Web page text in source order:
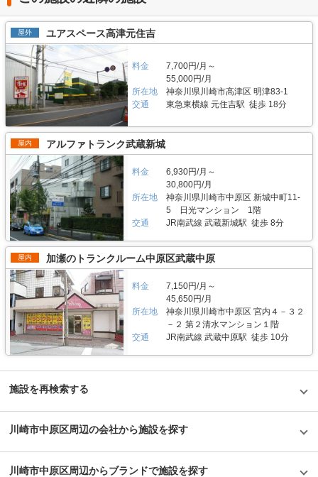
はお早めにお問い合わせした方が良さそうだ。 運営会社は東証マザーズ上
場企業でもあるエリアリンク株式会社。2016年頃、西東京エリアで試験的
にはじめた駐車場タイプのバイクパーキングは当初ここまでの拡大を予想し
ていなかったとのことだが、順調に拡大を続け、現在、都内を中心に1,000
台分ほどスペースを管理している（2020年1月現在）。その運営ノウハウが
ある「ハローバイクガレージ北上野」は、誰もが安心して利用できる施設な
ので、愛車を守りたい近隣エリアの方は要チェックなスポットではないかと
思った。
ーツタイプなど高級車又は大型車の保管が多くみられます。 セキュリティ
や安全面について教えてください。 「ハローバイクボックス足立竹ノ塚パ
ート2」はBOXシェローを採用した施設のため屋外タイプのバイクパーキン
グと違って雨風を防ぐことができ、盗難のリスクも抑えることができます。
各バイクボックスにバイクを収納するタイプなので、他の方のバイクを気に
する必要がありません。セキュリティ面としてバイクボックスの扉に南京錠
をつけており、安心してバイクを保管できる収納スペースです。また、施設
内には外灯照明も完備していますので、夜間でもバイクを出し入れしやすい
環境です。 費用や契約について教えてください。 月額11,300円（税込）の
価格でバイクボックスをご利用頂けます。「ハローバイクボックス足立竹ノ
塚パート2」は施設見学が可能なので、バイクボックスの大きさや立地が気
になる方は見学を申し込みください。契約時はバイクのナンバーを確認して
います。これからバイクを購入する方はお問い合わせの際にお知らせくださ
い。時期によっては月額使用料や事務手数料がお得になるキャンペーンも実
施していますので、LIFULLトランクルームの施設詳細ページをご覧くださ
い。 編集後記 現在、都内を中心に約1,000台（2020年1月現在）のバイク専
用スペースを管理しているエリアリンク株式会社。2016年頃、西東京エリ
アで試験的にはじめた駐車場タイプのバイクパーキングは当初ここまでの拡
大を予想していなかったとのことだが、順調に拡大を続けているという。人
気施設の一つである足立区の「ハローバイクボックス足立竹ノ塚パート2」
は、風雨による汚れや浸食防止に強いBOXシェローを採用しており、東証
マザーズ上場企業が運営しているバイク専用のスペースなので、安心して利
用できると思った。
介します。 トランクハウス24東中野の特徴を教えてください。 2018年12
月にオープンした「トランクハウス24東中野」。1階〜4階まで1軒まるごと
トランクルームで、部屋の大きさは0.9帖のコンパクトサイズから9.8帖の大
きいサイズまで展開しています。24時間365日利用でき、セキュリティも空
調も最新設備を整えているため、衣類・本・季節物などの荷物から大型家具
や機材・備品など法人利用まで幅広い用途にご利用いただけます。 主にど
んな方がご利用されているのでしょうか？ お客様は店舗から1.5キロ圏内に
お住いの方がほとんどです。他社であれば3キロ圏内程か車で移動する場所
にあることが多いのですが、「トランクハウス24」は住宅街の生活道路に
面しているため地域に密着した運営ができています（ご自宅から車で荷物を
運送するサービスも利用可能）。また、利用用途で多いのはファミリー層の
他、都心の店舗は一人暮らしの若い方や女性、法人企業にも利用いただいて
います。任意に調査したユーザーインタビューでは「一度使うと便利さが分
かった」という声も多く、衣類や本などの趣味や生活用品を自宅以外の押入
れに入れておく感覚で中長期的に利用されている傾向があります。 セキュ
リティや安全面について教えてください。 トランクハウス24で細心の注意
を払っているのが空気の流れ。外が寒いから中は暖かくではなく、結露やカ
ビができないように温度調整が必要で、その鍵を握るのが、各階に数点設置
しているサーキュレーター。風を送り込み部屋の空気を循環させることで荷
物を保管するのに最適な環境を1年中作り出しています。また、トランクハ
ウス24東中野店では、スマートキーや専用アプリによる鍵の解錠施錠にも
対応。警備会社と契約をしているため、万が一のことがあっても対応できる
ことはもちろん、小さなトラブルでも問い合わせれば、自社の物件管理部隊
がすぐに駆けつける体制も整備しています。 費用や契約について教えてく
ださい。 簡単手続き。スマートキーを採用したことで、その場で専用アプ
リを使って施設のエントランスキーを解錠でき、スタッフの立会いがなくて
もスムーズに内覧できます。また、Webやスマホのみでも契約申し込みが
できるので、最短即日利用も可能です。不明点があれば、お気軽にお問い合
わせください。 編集後記 誰もが知っているキャラクター「キティちゃん」
がビル正面に大きく貼られているトランクハウス24。インパクトがありな
がらも、街の景色に馴染んでいる親しみやすい印象を受けた。2018年から
開始した新しいトランクルームのサービスだが、そのはじめたきっかけをお
聞きすると、よりお客様に寄り添ったトランクルームを提供したかったから
国内トップシェアを誇る企業だが、郊外にあることも多く、車を利用して自
いたいときに使える場所にあるという利点があり、女性が使いずらいという
イメージも安心のセキュリティやクリーンで清潔な部屋といった機能面でも
カバーしている。一度使ってみるとその便利さが気に入り、長く継続して使
屋外 ユアスペース高津元住吉
料金
7,700円/月～
55,000円/月
所在地
神奈川県川崎市高津区 明津83-1
交通
東急東横線 元住吉駅 徒歩 18分
屋内 アルファトランク武蔵新城
料金
6,930円/月～
30,800円/月
所在地
神奈川県川崎市中原区 新城中町11-
5 日光マンション 1階
交通
JR南武線 武蔵新城駅 徒歩 8分
屋内 加瀬のトランクルーム中原区武蔵中原
料金
7,150円/月～
45,650円/月
所在地
神奈川県川崎市中原区 宮内４－３２
－２ 第２清水マンション１階
交通
JR南武線 武蔵中原駅 徒歩 10分
施設を再検索する
川崎市中原区周辺の会社から施設を探す
川崎市中原区周辺からブランドで施設を探す